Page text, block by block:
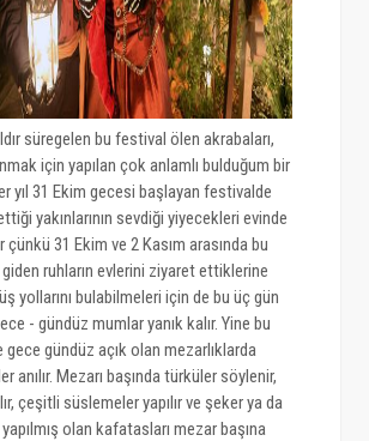
süregelen bu festival ölen akrabaları,
için yapılan çok anlamlı bulduğum bir
yıl 31 Ekim gecesi başlayan festivalde
yakınlarının sevdiği yiyecekleri evinde
çünkü 31 Ekim ve 2 Kasım arasında bu
ruhların evlerini ziyaret ettiklerine
yollarını bulabilmeleri için de bu üç gün
- gündüz mumlar yanık kalır. Yine bu
gece gündüz açık olan mezarlıklarda
anılır. Mezarı başında türküler söylenir,
çeşitli süslemeler yapılır ve şeker ya da
olan kafatasları mezar başına